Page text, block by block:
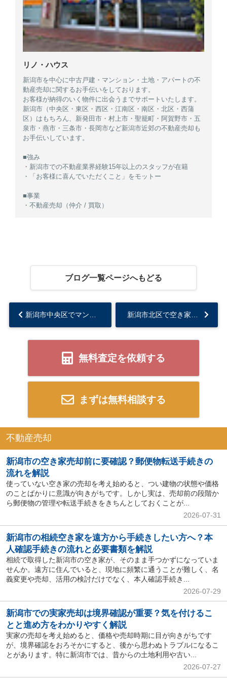
リノ・ハウス
新潟市を中心に中古戸建・マンション・土地・アパートの不
動産売却に関するお手伝いをしております。
お客様が納得のいく物件に出会うまでサポートいたします。
新潟市（中央区・東区・西区・江南区・南区・北区・西蒲
区）はもちろん、新発田市・村上市・聖籠町・阿賀野市・五
泉市・燕市・三条市・長岡市など新潟市近郊の不動産売却も
お手伝いしています。
■強み
・新潟市での不動産業界経験15年以上のスタッフが在籍
・「お客様に喜んでいただくこと」をモットー
■事業
・不動産売却（仲介 / 買取）
ブログ一覧ページへもどる
無料査定を依頼する
まずは無料相談する
不動産売却
新潟市の空き家売却前に要確認？郵便物転送手続きの
流れを解説
使っていない空き家の売却を考え始めると、つい建物の状態や価格
のことばかりに意識が向きがちです。しかし実は、売却前の段階か
ら郵便物の管理や転送手続きをきちんとしておくことが...
2026-07-31
新潟市の相続空き家を遠方から手続きしたい方へ？本
人確認手続きの流れと必要書類を解説
相続で取得した新潟市の空き家が、そのまま手つかずになっていま
せんか。遠方に住んでいると、現地に頻繁に通うことが難しく、名
義変更や売却、活用の検討だけでなく、本人確認手続き...
2026-07-29
新潟市での実家売却は境界確認が重要？気を付けるこ
とと進め方をわかりやすく解説
実家の売却を考え始めると、価格や売却時期に目が向きがちです
が、境界確認をおろそかにすると、後から思わぬトラブルになるこ
とがあります。特に新潟市では、昔からの土地利用や古い...
2026-07-27